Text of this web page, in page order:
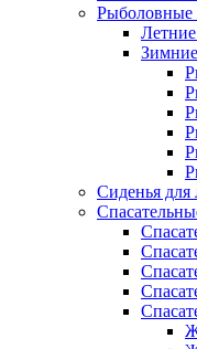
Рыболовные
Сиденья для